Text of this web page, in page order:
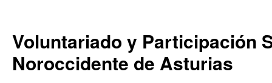
contenido
Voluntariado y Participación
Noroccidente de Asturias